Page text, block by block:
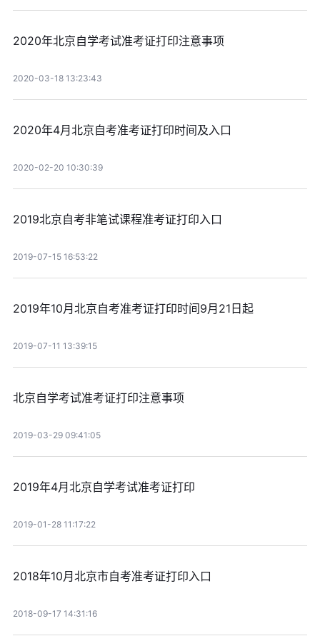
2020年北京自学考试准考证打印注意事项
2020-03-18 13:23:43
2020年4月北京自考准考证打印时间及入口
2020-02-20 10:30:39
2019北京自考非笔试课程准考证打印入口
2019-07-15 16:53:22
2019年10月北京自考准考证打印时间9月21日起
2019-07-11 13:39:15
北京自学考试准考证打印注意事项
2019-03-29 09:41:05
2019年4月北京自学考试准考证打印
2019-01-28 11:17:22
2018年10月北京市自考准考证打印入口
2018-09-17 14:31:16